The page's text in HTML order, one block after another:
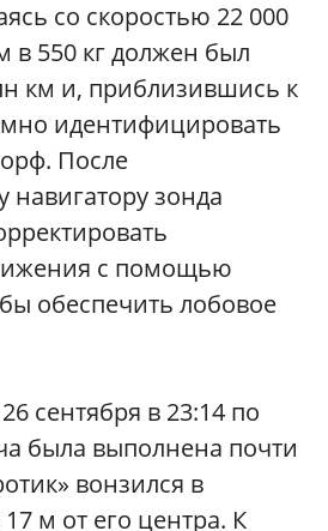
со скоростью 22 000
в 550 кг должен был
км и, приблизившись к
идентифицировать
После
навигатору зонда
с помощью
обеспечить лобовое
сентября в 23:14 по
была выполнена почти
вонзился в
м от его центра. К